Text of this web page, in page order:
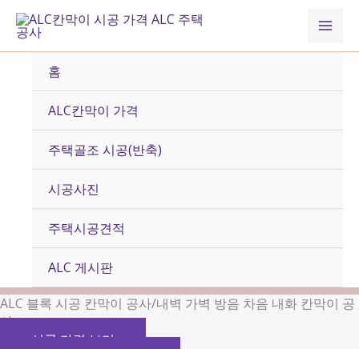
츠
홈
ALC칸막이 가격
주택골조 시공(반축)
시공사진
주택시공견적
ALC 게시판
ALC 블록 시공 칸막이 공사/내벽 가벽 방음 차음 내화 칸막이 공
사
시공 가격 보기